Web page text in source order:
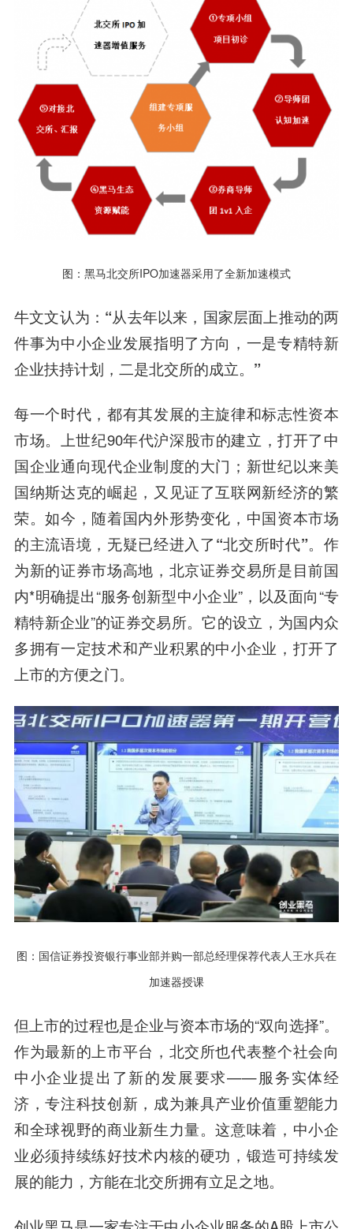
图：黑马北交所IPO加速器采用了全新加速模式
牛文文认为： “从去年以来，国家层面上推动的两
件事为中小企业发展指明了方向，一是专精特新
企业扶持计划，二是北交所的成立。”
每一个时代，都有其发展的主旋律和标志性资本
市场。上世纪90年代沪深股市的建立，打开了中
国企业通向现代企业制度的大门；新世纪以来美
国纳斯达克的崛起，又见证了互联网新经济的繁
荣。如今，随着国内外形势变化，中国资本市场
的主流语境，无疑已经进入了“北交所时代”。作
为新的证券市场高地，北京证券交易所是目前国
内*明确提出“服务创新型中小企业”，以及面向“专
精特新企业”的证券交易所。它的设立，为国内众
多拥有一定技术和产业积累的中小企业，打开了
上市的方便之门。
图：国信证券投资银行事业部并购一部总经理保荐代表人王水兵在
加速器授课
但上市的过程也是企业与资本市场的“双向选择”。
作为最新的上市平台，北交所也代表整个社会向
中小企业提出了新的发展要求——服务实体经
济，专注科技创新，成为兼具产业价值重塑能力
和全球视野的商业新生力量。这意味着，中小企
业必须持续练好技术内核的硬功，锻造可持续发
展的能力，方能在北交所拥有立足之地。